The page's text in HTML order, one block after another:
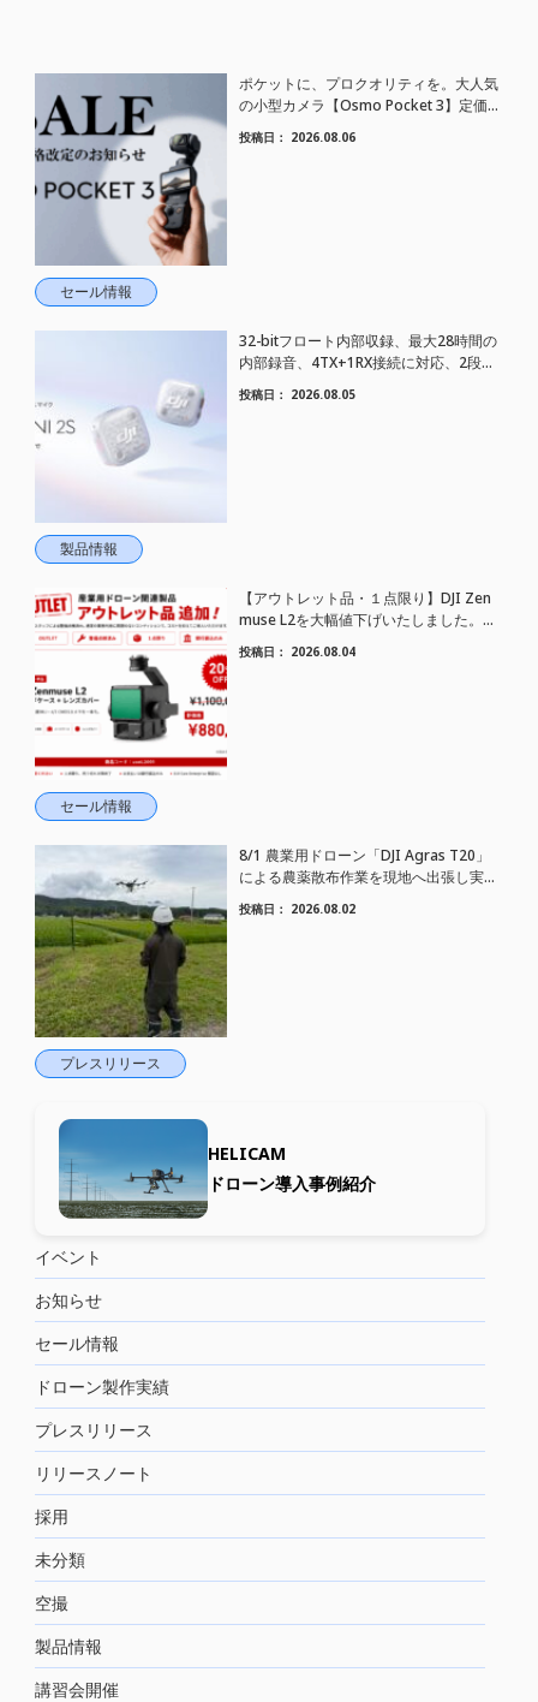
セール情報
ポケットに、プロクオリティを。大人気
の小型カメラ【Osmo Pocket 3】定価が
さらにお値下げされました！
投稿日： 2026.08.06
製品情報
32-bitフロート内部収録、最大28時間の
内部録音、4TX+1RX接続に対応、2段階
AIノイズキャンセリング搭載｜コンパク
トワイヤレスマイク DJI Mic Mini 2S 登場
投稿日： 2026.08.05
セール情報
【アウトレット品・１点限り】DJI Zen
muse L2を大幅値下げいたしました。｜
HELICAM STORE
投稿日： 2026.08.04
プレスリリース
8/1 農業用ドローン「DJI Agras T20」
による農薬散布作業を現地へ出張し実施
しました
投稿日： 2026.08.02
HELICAM
ドローン導入事例紹介
イベント
お知らせ
セール情報
ドローン製作実績
プレスリリース
リリースノート
採用
未分類
空撮
製品情報
講習会開催